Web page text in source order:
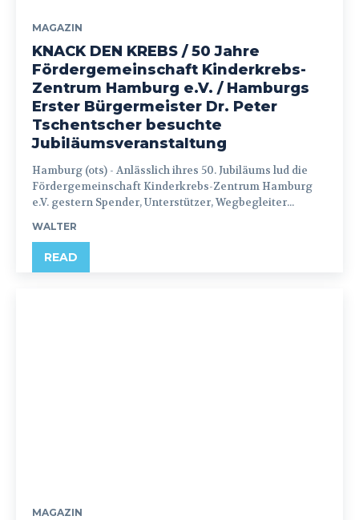
MAGAZIN
KNACK DEN KREBS / 50 Jahre
Fördergemeinschaft Kinderkrebs-
Zentrum Hamburg e.V. / Hamburgs
Erster Bürgermeister Dr. Peter
Tschentscher besuchte
Jubiläumsveranstaltung
Hamburg (ots) - Anlässlich ihres 50. Jubiläums lud die
Fördergemeinschaft Kinderkrebs-Zentrum Hamburg
e.V. gestern Spender, Unterstützer, Wegbegleiter...
WALTER
READ
MAGAZIN